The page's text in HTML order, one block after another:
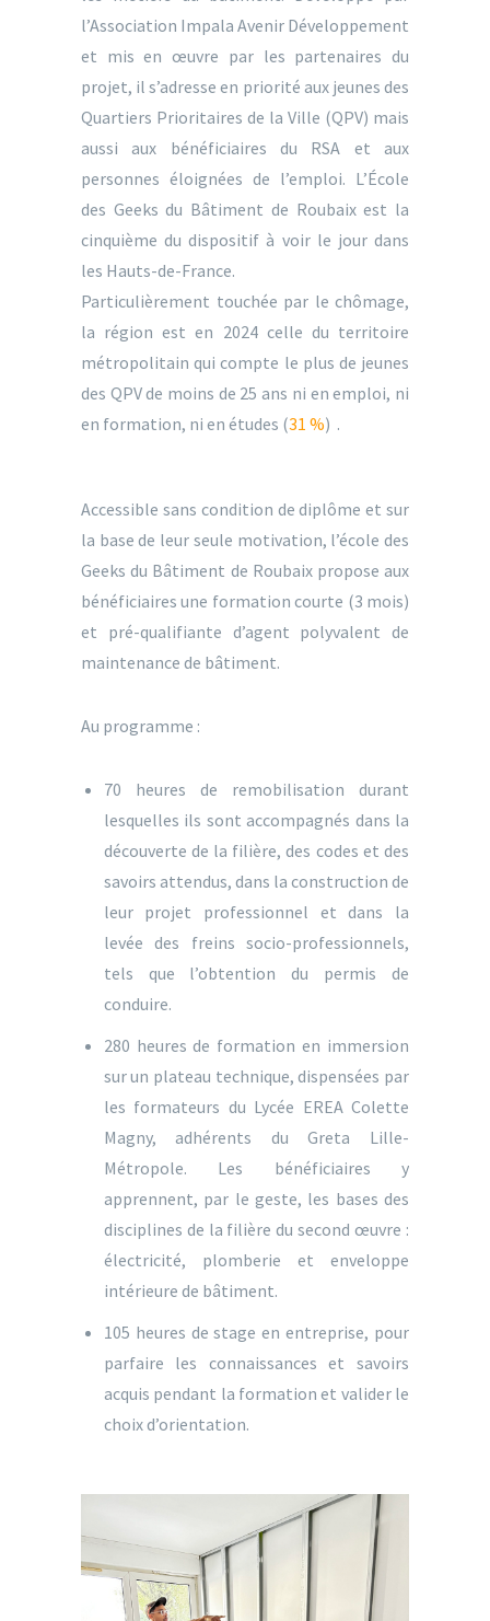
l’Association Impala Avenir Développement
et mis en œuvre par les partenaires du
projet, il s’adresse en priorité aux jeunes des
Quartiers Prioritaires de la Ville (QPV) mais
aussi aux bénéficiaires du RSA et aux
personnes éloignées de l’emploi. L’École
des Geeks du Bâtiment de Roubaix est la
cinquième du dispositif à voir le jour dans
les Hauts-de-France.
Particulièrement touchée par le chômage,
la région est en 2024 celle du territoire
métropolitain qui compte le plus de jeunes
des QPV de moins de 25 ans ni en emploi, ni
en formation, ni en études (31 %) .
Accessible sans condition de diplôme et sur
la base de leur seule motivation, l’école des
Geeks du Bâtiment de Roubaix propose aux
bénéficiaires une formation courte (3 mois)
et pré-qualifiante d’agent polyvalent de
maintenance de bâtiment.
Au programme :
70 heures de remobilisation durant
lesquelles ils sont accompagnés dans la
découverte de la filière, des codes et des
savoirs attendus, dans la construction de
leur projet professionnel et dans la
levée des freins socio-professionnels,
tels que l’obtention du permis de
conduire.
280 heures de formation en immersion
sur un plateau technique, dispensées par
les formateurs du Lycée EREA Colette
Magny, adhérents du Greta Lille-
Métropole. Les bénéficiaires y
apprennent, par le geste, les bases des
disciplines de la filière du second œuvre :
électricité, plomberie et enveloppe
intérieure de bâtiment.
105 heures de stage en entreprise, pour
parfaire les connaissances et savoirs
acquis pendant la formation et valider le
choix d’orientation.